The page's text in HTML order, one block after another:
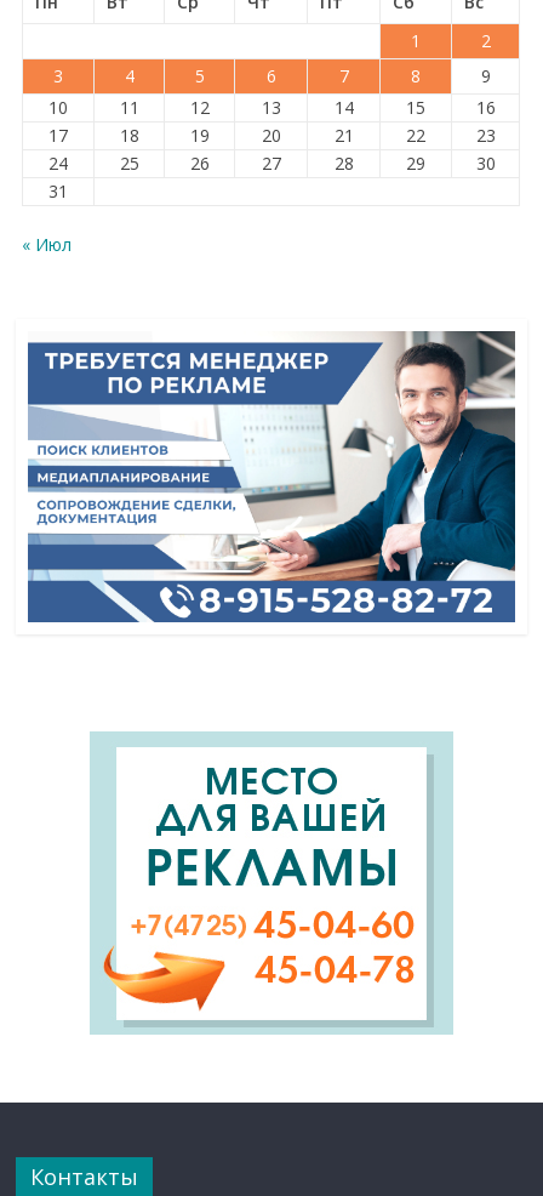
1
2
3
4 5 6 7 8
9
10
11 12 13 14 15
16
17
18 19 20 21 22
23
24
25 26 27 28 29
30
31
« Июл
Контакты